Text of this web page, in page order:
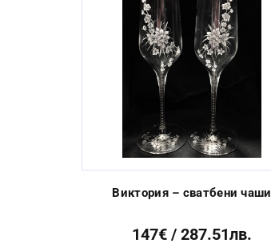
Виктория – сватбени чаши
147€ / 287.51лв.